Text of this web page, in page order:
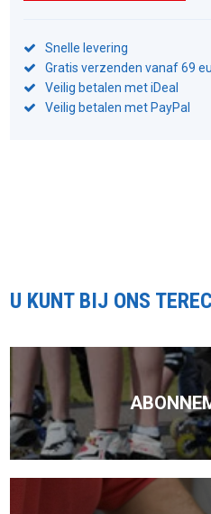
Snelle levering
Gratis verzenden vanaf 69
Veilig betalen met iDeal
Veilig betalen met PayPal
U KUNT BIJ ONS